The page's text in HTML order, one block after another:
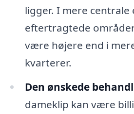
ligger. I mere centrale
eftertragtede
være højere end i
kvarterer.
Den ønskede
dameklip kan være